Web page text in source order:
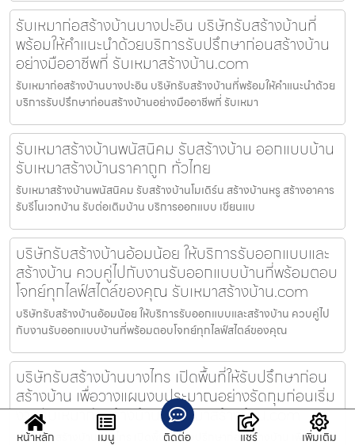
รับเหมาก่อสร้างบ้านบางปะอิน บริษัทรับสร้างบ้านที่
พร้อมให้คำแนะนำด้วยบริการรับปรึกษาก่อนสร้างบ้าน
อย่างมืออาชีพที่ รับเหมาสร้างบ้าน.com
รับเหมาก่อสร้างบ้านบางปะอิน บริษัทรับสร้างบ้านที่พร้อมให้คำแนะนำด้วย
บริการรับปรึกษาก่อนสร้างบ้านอย่างมืออาชีพที่ รับเหมา
รับเหมาสร้างบ้านพนัสนิคม รับสร้างบ้าน ออกแบบบ้าน
รับเหมาสร้างบ้านราคาถูก ทั่วไทย
รับเหมาสร้างบ้านพนัสนิคม รับสร้างบ้านโมเดิร์น สร้างบ้านหรู สร้างอาคาร
รับรีโนเวทบ้าน รับต่อเติมบ้าน บริการออกแบบ เขียนแบ
บริษัทรับสร้างบ้านอ้อมน้อย ให้บริการรับออกแบบและ
สร้างบ้าน ควบคู่ไปกับงานรับออกแบบบ้านที่พร้อมตอบ
โจทย์ทุกไลฟ์สไตล์ของคุณ รับเหมาสร้างบ้าน.com
บริษัทรับสร้างบ้านอ้อมน้อย ให้บริการรับออกแบบและสร้างบ้าน ควบคู่ไป
กับงานรับออกแบบบ้านที่พร้อมตอบโจทย์ทุกไลฟ์สไตล์ของคุณ
บริษัทรับสร้างบ้านบางไทร เปิดพื้นที่ให้รับปรึกษาก่อน
สร้างบ้าน เพื่อวางแผนงบประมาณอย่างรัดกุมก่อนเริ่ม
งานรับเหมาก่อสร้างบ้าน รับเหมาสร้างบ้าน.com
บริษัทรับสร้างบ้านบางไทร เปิดพื้นที่ให้รับปรึกษาก่อนสร้างบ้าน เพื่อ
หน้าหลัก เมนู ติดต่อ แชร์ เพิ่มเติม